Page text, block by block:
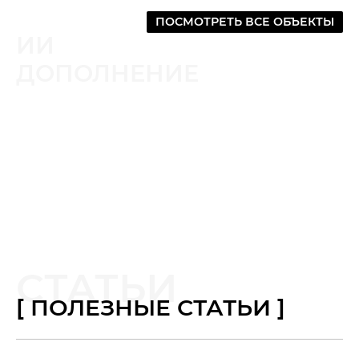
ПОСМОТРЕТЬ ВСЕ ОБЪЕКТЫ
СТАТЬИ
[ ПОЛЕЗНЫЕ СТАТЬИ ]